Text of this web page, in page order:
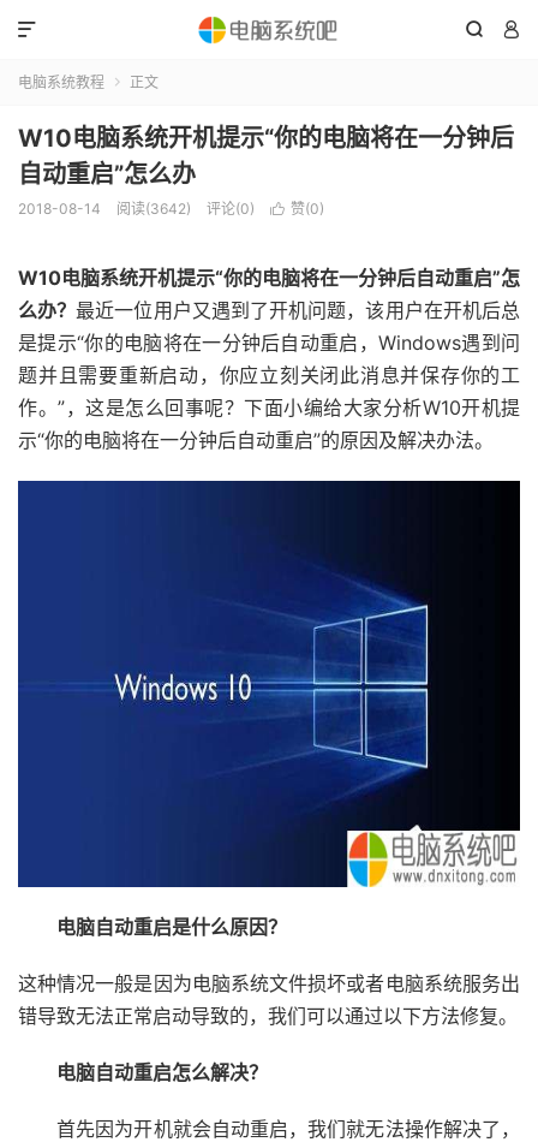
 

电脑系统教程  正文
W10电脑系统开机提示“你的电脑将在一分钟后
自动重启”怎么办
2018-08-14 阅读(3642) 评论(0)  赞(0)
W10电脑系统开机提示“你的电脑将在一分钟后自动重启”怎
么办？最近一位用户又遇到了开机问题，该用户在开机后总
是提示“你的电脑将在一分钟后自动重启，Windows遇到问
题并且需要重新启动，你应立刻关闭此消息并保存你的工
作。”，这是怎么回事呢？下面小编给大家分析W10开机提
示“你的电脑将在一分钟后自动重启”的原因及解决办法。
电脑自动重启是什么原因？
这种情况一般是因为电脑系统文件损坏或者电脑系统服务出
错导致无法正常启动导致的，我们可以通过以下方法修复。
电脑自动重启怎么解决？
首先因为开机就会自动重启，我们就无法操作解决了，